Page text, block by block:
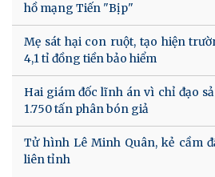
hồ mạng Tiến "Bịp"
Mẹ sát hại con ruột, tạo hiện
4,1 tỉ đồng tiền bảo hiểm
Hai giám đốc lĩnh án vì chỉ đạo
1.750 tấn phân bón giả
Tử hình Lê Minh Quân, kẻ cầm
liên tỉnh